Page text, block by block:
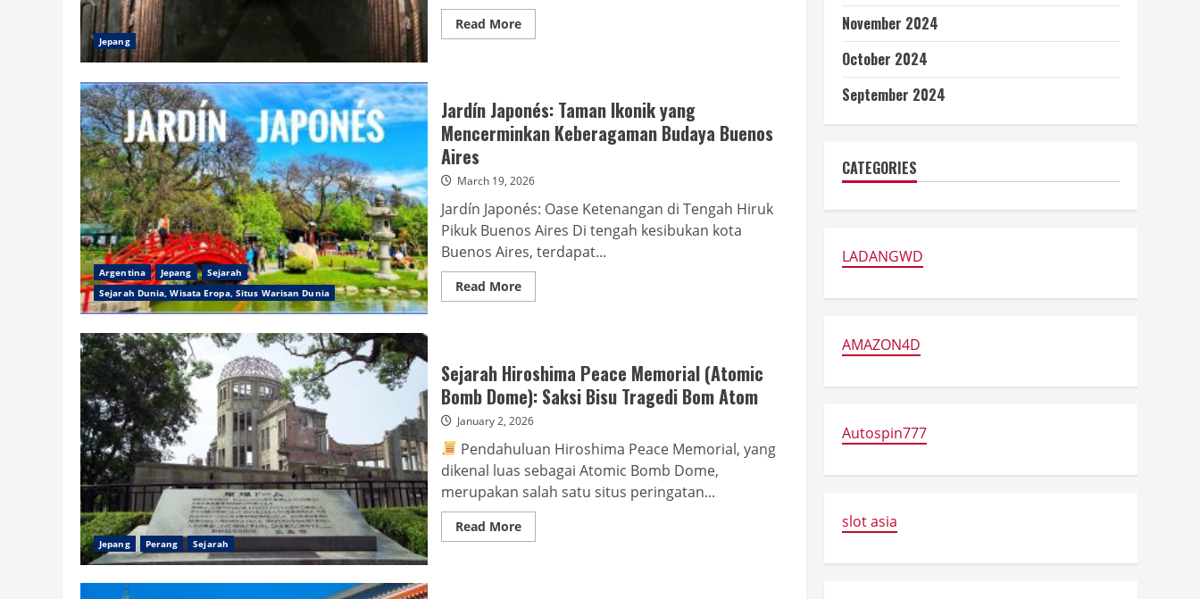
Jepang
Read MoreRead
more
Peninggalan
Perang
Dunia
Argentina Jepang
Sejarah
Sejarah Dunia, Wisata Eropa, Situs Warisan Dunia
Jardín Japonés: Taman Ikonik yang
Mencerminkan Keberagaman Budaya Buenos
Aires
March 19, 2026
Jardín Japonés: Oase Ketenangan di Tengah Hiruk
Pikuk Buenos Aires Di tengah kesibukan kota
Buenos Aires, terdapat...
Read MoreRead
more
yang
Mencerminkan
Keberagaman
Budaya
Buenos
Jepang Perang Sejarah
Sejarah Hiroshima Peace Memorial (Atomic
Bomb Dome): Saksi Bisu Tragedi Bom Atom
January 2, 2026
Pendahuluan Hiroshima Peace Memorial, yang
dikenal luas sebagai Atomic Bomb Dome,
merupakan salah satu situs peringatan...
Read MoreRead
more
November 2024
October 2024
September 2024
CATEGORIES
LADANGWD
AMAZON4D
Autospin777
slot asia